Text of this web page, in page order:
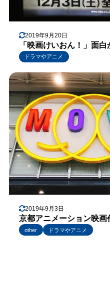
2019年9月20日
「映画けいおん！」面白
ドラマやアニメ
2019年9月3日
京都アニメーション映
other ドラマやアニメ